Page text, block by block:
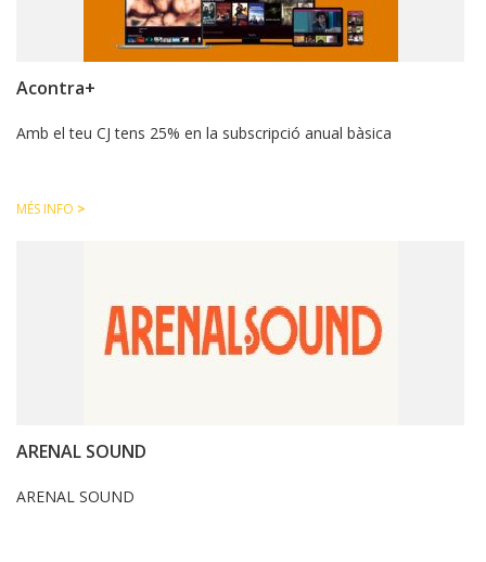
T'INTERESSA #SOMJOVES
Acontra+
Amb el teu CJ tens 25% en la subscripció anual bàsica
MÉS INFO >
ARENAL SOUND
ARENAL SOUND